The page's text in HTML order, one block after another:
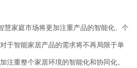
慧家庭市场将更加注重产品的智能化、个
于智能家居产品的需求将不再局限于单
注重整个家居环境的智能化和协同化。